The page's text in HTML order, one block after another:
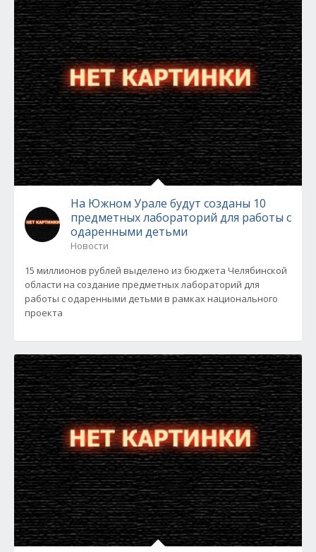
На Южном Урале будут созданы 10
предметных лабораторий для работы с
одаренными детьми
Новости
15 миллионов рублей выделено из бюджета Челябинской
области на создание предметных лабораторий для
работы с одаренными детьми в рамках национального
проекта